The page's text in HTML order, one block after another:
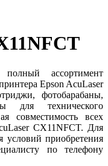
ассортимент
Epson AcuLaser
фотобарабаны,
для технического
совместимость всех
CX11NFCT. Для
условий приобретения
по телефону